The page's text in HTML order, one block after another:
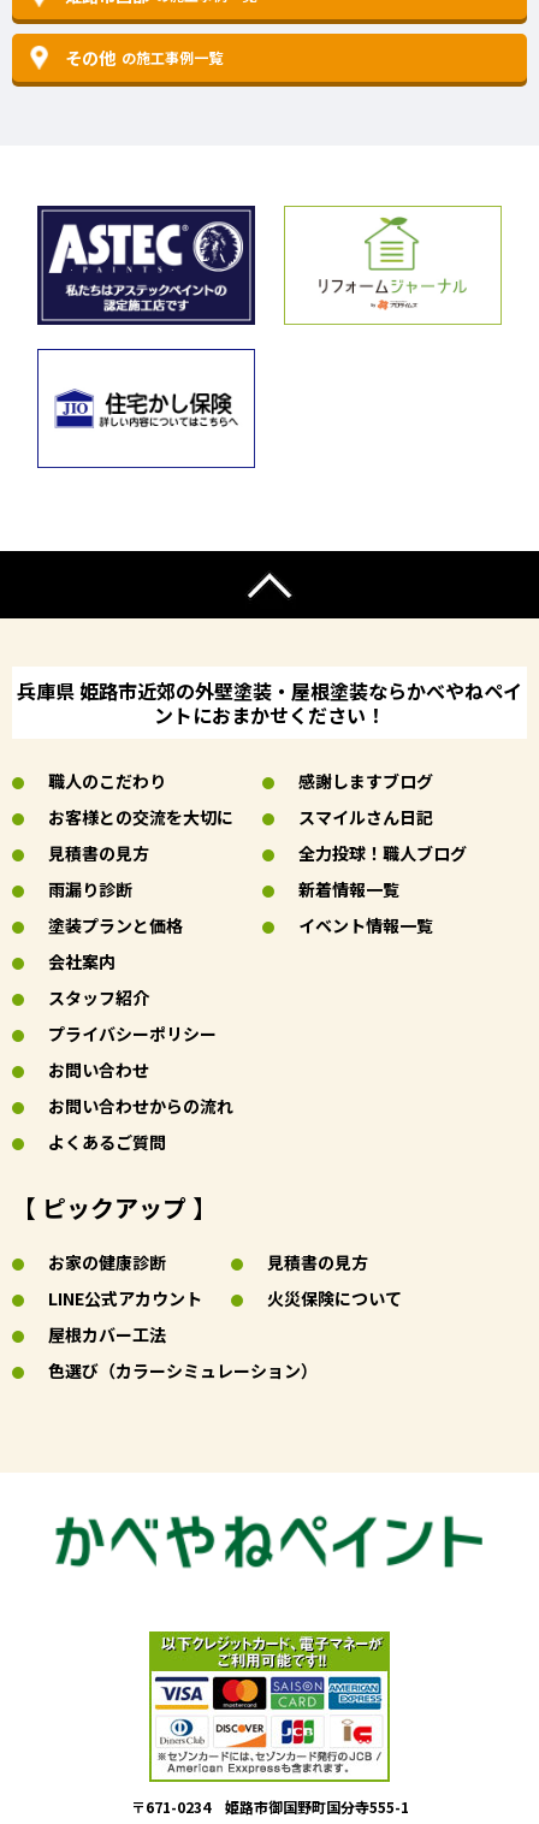
その他 の施工事例一覧
兵庫県 姫路市近郊の外壁塗装・屋根塗装ならかべやねペイ
ントにおまかせください！
職人のこだわり
お客様との交流を大切に
見積書の見方
雨漏り診断
塗装プランと価格
感謝しますブログ
スマイルさん日記
全力投球！職人ブログ
新着情報一覧
イベント情報一覧
会社案内
スタッフ紹介
プライバシーポリシー
お問い合わせ
お問い合わせからの流れ
よくあるご質問
【 ピックアップ 】
お家の健康診断
LINE公式アカウント
屋根カバー工法
見積書の見方
火災保険について
色選び（カラーシミュレーション）
〒671-0234 姫路市御国野町国分寺555-1